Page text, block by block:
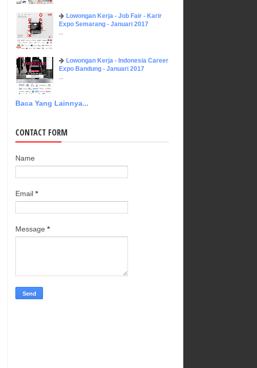
Lowongan Kerja - Job Fair - Karir
Expo Semarang - Januari 2017
...
Lowongan Kerja - Indonesia Career
Expo Bandung - Januari 2017
...
Baca Yang Lainnya...
CONTACT FORM
Name
Email *
Message *